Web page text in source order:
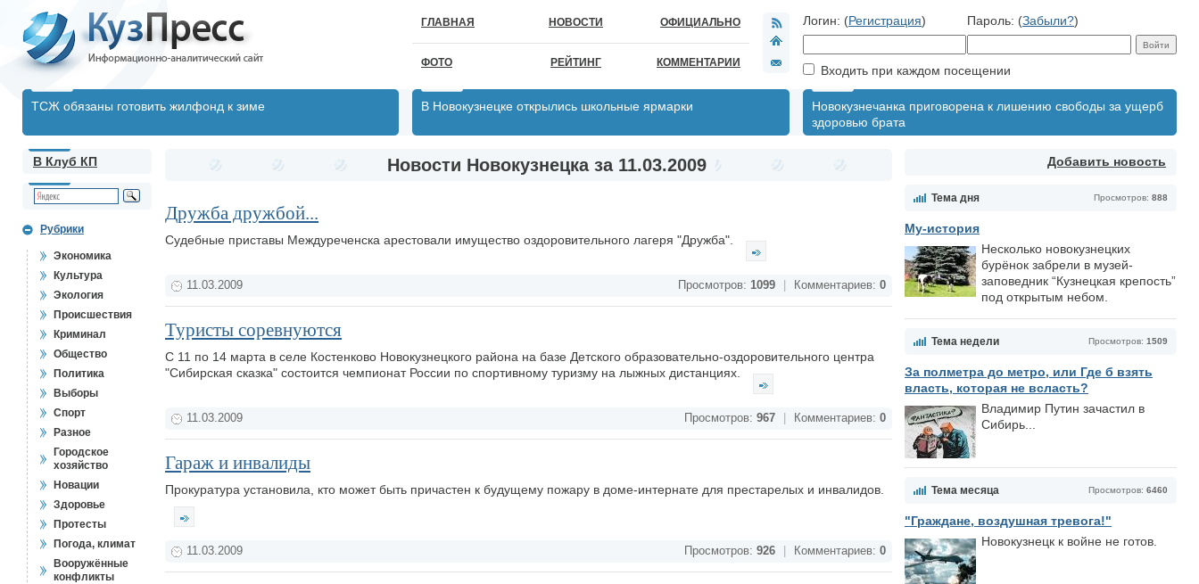
ГЛАВНАЯ НОВОСТИ ОФИЦИАЛЬНО
ФОТО РЕЙТИНГ КОММЕНТАРИИ
Логин: (Регистрация) Пароль: (Забыли?)
Входить при каждом посещении
ТСЖ обязаны готовить жилфонд к зиме В Новокузнецке открылись школьные ярмарки
Новокузнечанка приговорена к лишению свободы за ущерб
здоровью брата
Добавить новость
Просмотров: 888
Тема дня
Му-история
Несколько новокузнецких
бурёнок забрели в музей-
заповедник “Кузнецкая крепость”
под открытым небом.
Просмотров: 1509
Тема недели
За полметра до метро, или Где б взять
власть, которая не всласть?
Владимир Путин зачастил в
Сибирь...
Просмотров: 6460
Тема месяца
"Граждане, воздушная тревога!"
Новокузнецк к войне не готов.
В Клуб КП
Рубрики
Экономика
Культура
Экология
Происшествия
Криминал
Общество
Политика
Выборы
Спорт
Разное
Городское
хозяйство
Новации
Здоровье
Протесты
Погода, климат
Вооружённые
конфликты
Новости Новокузнецка за 11.03.2009
Дружба дружбой...
Судебные приставы Междуреченска арестовали имущество оздоровительного лагеря "Дружба".
11.03.2009 Просмотров: 1099 Комментариев: 0
Туристы соревнуются
С 11 по 14 марта в селе Костенково Новокузнецкого района на базе Детского образовательно-оздоровительного центра
"Сибирская сказка" состоится чемпионат России по спортивному туризму на лыжных дистанциях.
11.03.2009 Просмотров: 967 Комментариев: 0
Гараж и инвалиды
Прокуратура установила, кто может быть причастен к будущему пожару в доме-интернате для престарелых и инвалидов.
11.03.2009 Просмотров: 926 Комментариев: 0